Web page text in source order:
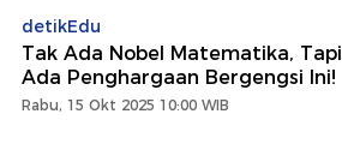
detikEdu
Tak Ada Nobel Matematika, Tapi
Ada Penghargaan Bergengsi Ini!
Rabu, 15 Okt 2025 10:00 WIB